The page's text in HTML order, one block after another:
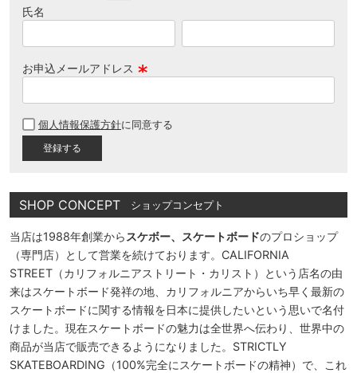
氏名
お申込メールアドレス
須
個人情報保護方針に同意する
SHOP CONCEPT ショップコンセプト
当店は1988年創業から スケボー、スケートボードのプロショップ
（専門店）として営業を続けております。CALIFORNIA
STREET（カリフォルニアストリート・カリスト）という店名の由
来はスケートボード発祥の地、カリフォルニアからいち早く最新の
スケートボードに関する情報を日本に提供したいという思いで名付
けました。現在スケートボードの魅力は全世界へ伝わり、世界中の
商品が当店で販売できるようになりました。STRICTLY
SKATEBOARDING（100%完全にスケートボードの精神）で、これ